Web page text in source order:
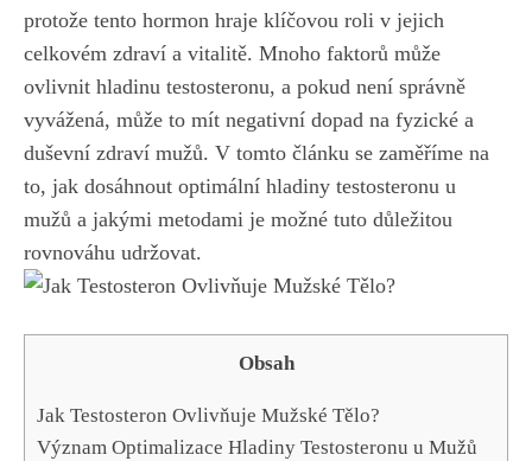
protože ‍tento⁢ hormon ⁣hraje klíčovou roli v jejich
celkovém ⁤zdraví​ a ‌vitalitě. Mnoho ​faktorů může⁤
ovlivnit⁢ hladinu testosteronu, a⁢ pokud není​ správně
⁣vyvážená, může to mít negativní‌ dopad na ‌fyzické a
duševní zdraví mužů.‍ V tomto článku se zaměříme‍ na
⁤to, jak dosáhnout⁢ optimální ​hladiny testosteronu ⁤u
mužů a⁣ jakými metodami​ je možné tuto důležitou
rovnováhu‌ udržovat.
Obsah
Jak Testosteron Ovlivňuje Mužské Tělo?
Význam ‍Optimalizace Hladiny ⁣Testosteronu‍ u Mužů